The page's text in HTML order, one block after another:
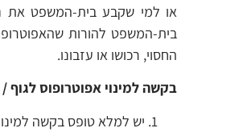
או למי שקבע בית-המשפט את
בית-המשפט להורות
החסוי, רכושו או עזבונו.
בקשה למינוי אפוטרופוס לגוף/
יש למלא טופס בקשה